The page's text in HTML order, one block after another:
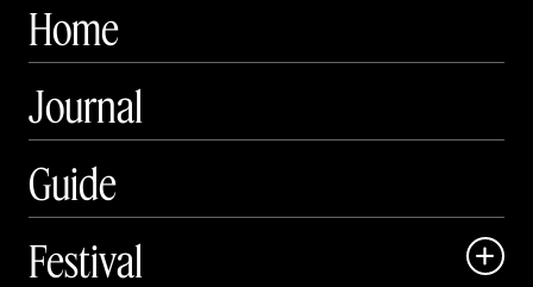
Home
Journal
Guide
Festival
